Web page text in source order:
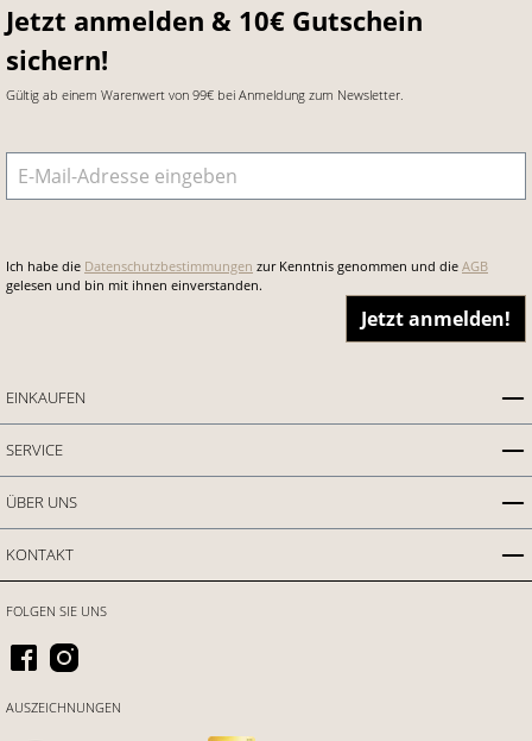
Jetzt anmelden & 10€ Gutschein
sichern!
Gültig ab einem Warenwert von 99€ bei Anmeldung zum Newsletter.
E-Mail-Adresse
Ich habe die Datenschutzbestimmungen zur Kenntnis genommen und die AGB
gelesen und bin mit ihnen einverstanden.
Jetzt anmelden!
EINKAUFEN
SERVICE
ÜBER UNS
KONTAKT
FOLGEN SIE UNS
AUSZEICHNUNGEN